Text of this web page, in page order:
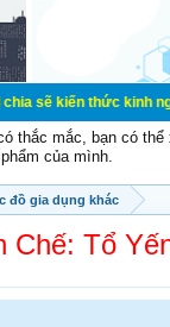
thức kinh nghiệm
thắc mắc, bạn có
của mình.
đồ gia dụng khác
Chế: Tổ